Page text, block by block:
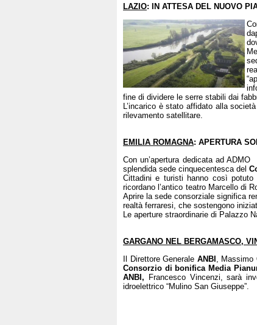
LAZIO: IN ATTESA DEL NUOVO
fine di dividere le serre stabili dai
L’incarico è stato affidato alla
rilevamento satellitare.
EMILIA ROMAGNA: APERTURA
Con un’apertura dedicata ad
splendida sede cinquecentesca del
Cittadini e turisti hanno così
ricordano l’antico teatro Marcello di
Aprire la sede consorziale significa
realtà ferraresi, che sostengono
Le aperture straordinarie di Palazzo
GARGANO NEL BERGAMASCO,
Il Direttore Generale ANBI , Massimo
Consorzio di bonifica Media
ANBI, Francesco Vincenzi, sarà
idroelettrico “Mulino San Giuseppe”.